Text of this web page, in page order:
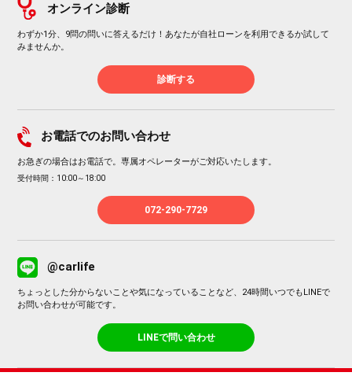
オンライン診断
わずか1分、9問の問いに答えるだけ！あなたが自社ローンを利用できるか試して
みませんか。
診断する
お電話でのお問い合わせ
お急ぎの場合はお電話で。専属オペレーターがご対応いたします。
受付時間：10:00～18:00
072-290-7729
@carlife
ちょっとした分からないことや気になっていることなど、24時間いつでもLINEで
お問い合わせが可能です。
LINEで問い合わせ